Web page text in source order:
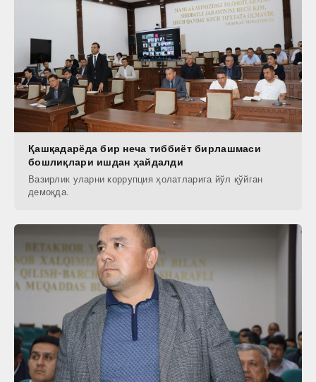
Қашқадарёда бир неча тиббиёт бирлашмаси
бошлиқлари ишдан ҳайдалди
Вазирлик уларни коррупция ҳолатларига йўл қўйган
демоқда.